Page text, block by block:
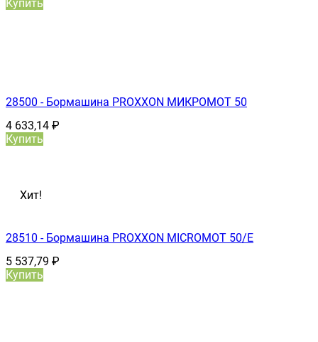
Купить
28500 - Бормашина PROXXON МИКРОМОТ 50
4 633,14 ₽
Купить
Хит!
28510 - Бормашина PROXXON MICROMOT 50/E
5 537,79 ₽
Купить